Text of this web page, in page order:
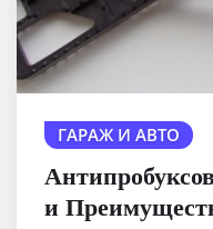
ГАРАЖ И АВТО
и